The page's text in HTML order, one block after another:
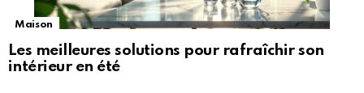
Maison
Les meilleures solutions pour rafraîchir son
intérieur en été